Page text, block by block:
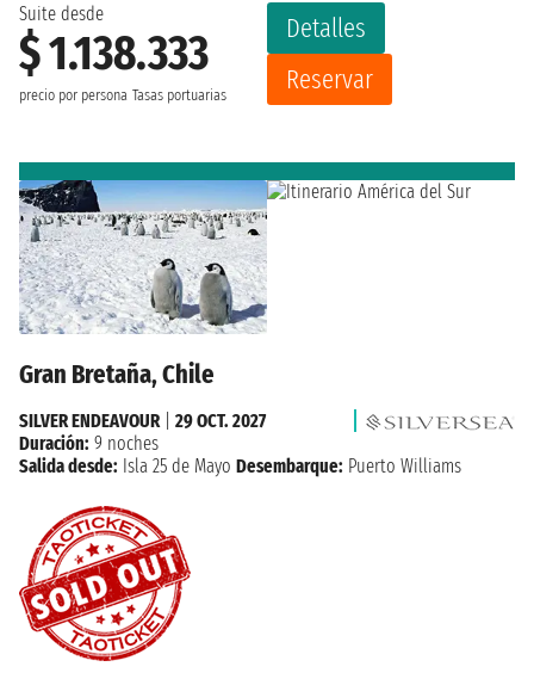
Suite desde
$ 1.138.333
precio por persona Tasas portuarias
Detalles
Reservar
Gran Bretaña, Chile
SILVER ENDEAVOUR| 29 OCT. 2027
Duración: 9 noches
Salida desde: Isla 25 de Mayo Desembarque: Puerto Williams